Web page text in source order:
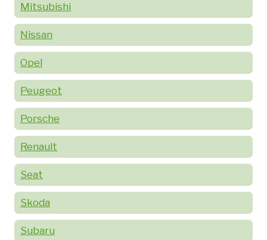
Mitsubishi
Nissan
Opel
Peugeot
Porsche
Renault
Seat
Skoda
Subaru